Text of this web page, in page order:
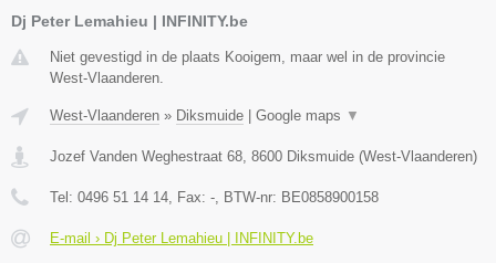
Dj Peter Lemahieu | INFINITY.be
Niet gevestigd in de plaats Kooigem, maar wel in de provincie
West-Vlaanderen.
West-Vlaanderen » Diksmuide Google maps ▼
Jozef Vanden Weghestraat 68, 8600 Diksmuide (West-Vlaanderen)
Tel: 0496 51 14 14, Fax: -, BTW-nr: BE0858900158
E-mail › Dj Peter Lemahieu | INFINITY.be